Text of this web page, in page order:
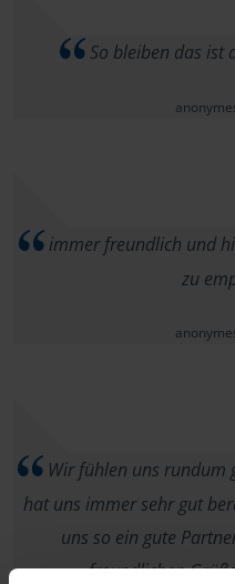
So bleiben das ist
immer freundlich und
zu
Wir fühlen uns rundum
hat uns immer sehr gut
uns so ein gute
freundlichen